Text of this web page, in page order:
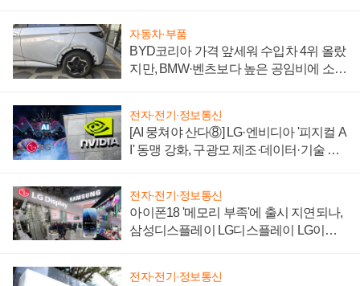
자동차·부품
BYD코리아 가격 앞세워 수입차 4위 올랐
지만, BMW·벤츠보다 높은 공임비에 소비
전자·전기·정보통신
[AI 뭉쳐야 산다⑧] LG·엔비디아 '피지컬 A
I' 동맹 강화, 구광모 제조·데이터·기술 결
전자·전기·정보통신
아이폰18 '메모리 부족'에 출시 지연되나,
삼성디스플레이 LG디스플레이 LG이노
전자·전기·정보통신